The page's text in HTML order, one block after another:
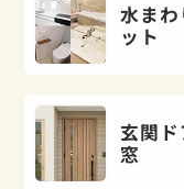
水まわ
ット
玄関ド
窓